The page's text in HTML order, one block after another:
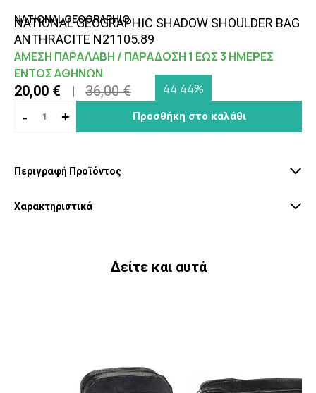
NATIONAL GEOGRAPHIC
NATIONAL GEOGRAPHIC SHADOW SHOULDER BAG
ANTHRACITE N21105.89
ΑΜΕΣΗ ΠΑΡΑΛΑΒΗ / ΠΑΡΑΔΟΣΗ 1 ΕΩΣ 3 ΗΜΕΡΕΣ
ΕΝΤΟΣ ΑΘΗΝΩΝ
20,00 € 36,00 €
44,44%
-
+ Προσθήκη στο καλάθι
Περιγραφή Προϊόντος
Χαρακτηριστικά
Δείτε και αυτά